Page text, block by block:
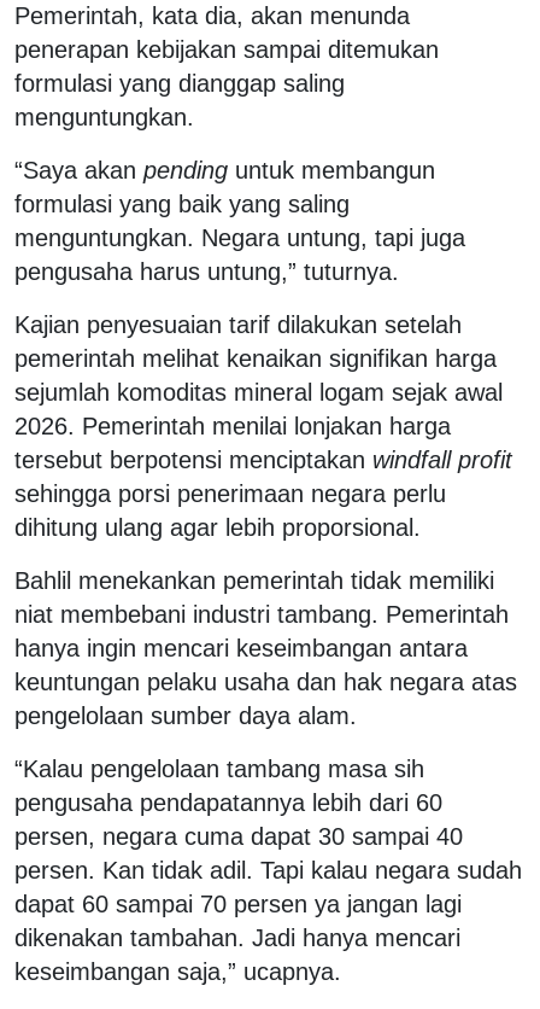
Pemerintah, kata dia, akan menunda
penerapan kebijakan sampai ditemukan
formulasi yang dianggap saling
menguntungkan.
“Saya akan pending untuk membangun
formulasi yang baik yang saling
menguntungkan. Negara untung, tapi juga
pengusaha harus untung,” tuturnya.
Kajian penyesuaian tarif dilakukan setelah
pemerintah melihat kenaikan signifikan harga
sejumlah komoditas mineral logam sejak awal
2026. Pemerintah menilai lonjakan harga
tersebut berpotensi menciptakan windfall profit
sehingga porsi penerimaan negara perlu
dihitung ulang agar lebih proporsional.
Bahlil menekankan pemerintah tidak memiliki
niat membebani industri tambang. Pemerintah
hanya ingin mencari keseimbangan antara
keuntungan pelaku usaha dan hak negara atas
pengelolaan sumber daya alam.
“Kalau pengelolaan tambang masa sih
pengusaha pendapatannya lebih dari 60
persen, negara cuma dapat 30 sampai 40
persen. Kan tidak adil. Tapi kalau negara sudah
dapat 60 sampai 70 persen ya jangan lagi
dikenakan tambahan. Jadi hanya mencari
keseimbangan saja,” ucapnya.